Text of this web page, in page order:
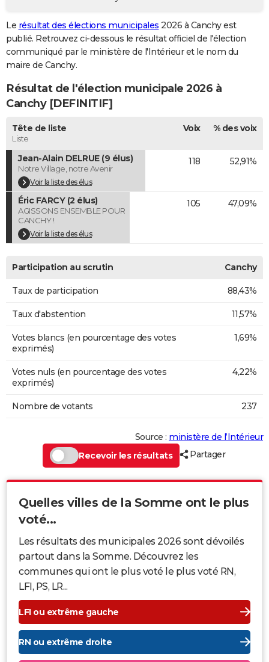
GUIDES D'ACHAT
BONS PLANS
CARTE DE VOEUX
Carte de Noël
Carte Bonne année
Carte Saint-Valentin
Carte Pâques
Carte d'anniversaire
DICTIONNAIRE
Dictionnaire
Biographies
Citations
Expressions
Proverbes
PROGRAMME TV
COPAINS D'AVANT
S'inscrire
Se connecter
Lycées
Collèges
Primaires
Universités
Entreprises
Service militaire
Avis de recherche
AVIS DE DÉCÈS
FORUM
Bricolage
Lifestyle
Culture
Sport
Auto
Television
Voyage
Cinema
Le résultat des élections municipales 2026 à Canchy est
publié. Retrouvez ci-dessous le résultat officiel de l'élection
communiqué par le ministère de l'Intérieur et le nom du
maire de Canchy.
Résultat de l'élection municipale 2026 à
Canchy [DEFINITIF]
Tête de liste
Liste
Voix % des voix
Jean-Alain DELRUE (9 élus)
Notre Village, notre Avenir
Voir la liste des élus
118 52,91%
Éric FARCY (2 élus)
AGISSONS ENSEMBLE POUR
CANCHY !
Voir la liste des élus
105 47,09%
Participation au scrutin Canchy
Taux de participation 88,43%
Taux d'abstention 11,57%
Votes blancs (en pourcentage des votes
exprimés)
1,69%
Votes nuls (en pourcentage des votes
exprimés)
4,22%
Nombre de votants 237
Source : ministère de l’Intérieur
Recevoir les résultats
Partager
Quelles villes de la Somme ont le plus
voté...
Les résultats des municipales 2026 sont dévoilés
partout dans la Somme. Découvrez les
communes qui ont le plus voté le plus voté RN,
LFI, PS, LR...
LFI ou extrême gauche
RN ou extrême droite